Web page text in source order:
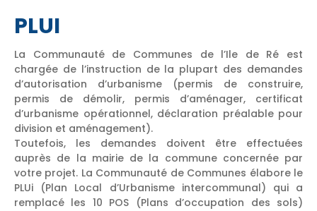
PLUI
La Communauté de Communes de l’Ile de Ré est
chargée de l’instruction de la plupart des demandes
d’autorisation d’urbanisme (permis de construire,
permis de démolir, permis d’aménager, certificat
d’urbanisme opérationnel, déclaration préalable pour
division et aménagement).
Toutefois, les demandes doivent être effectuées
auprès de la mairie de la commune concernée par
votre projet. La Communauté de Communes élabore le
PLUi (Plan Local d’Urbanisme intercommunal) qui a
remplacé les 10 POS (Plans d’occupation des sols)